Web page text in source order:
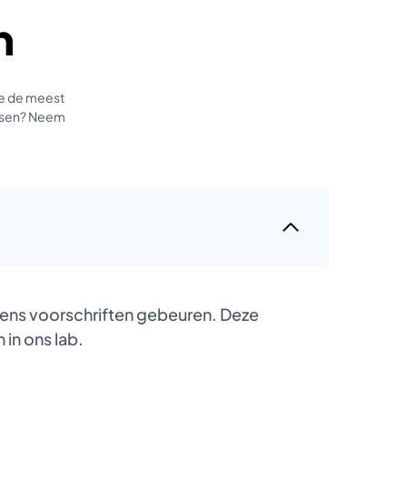
de meest
Neem
voorschriften gebeuren. Deze
ons lab.